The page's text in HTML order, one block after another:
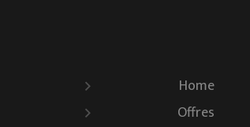
Home
Offres